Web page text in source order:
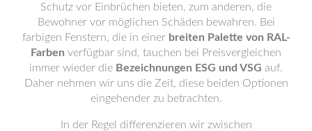
Schutz vor Einbrüchen bieten, zum anderen, die
Bewohner vor möglichen Schäden bewahren. Bei
farbigen Fenstern, die in einer breiten Palette von RAL-
Farben verfügbar sind, tauchen bei Preisvergleichen
immer wieder die Bezeichnungen ESG und VSG auf.
Daher nehmen wir uns die Zeit, diese beiden Optionen
eingehender zu betrachten.
In der Regel differenzieren wir zwischen